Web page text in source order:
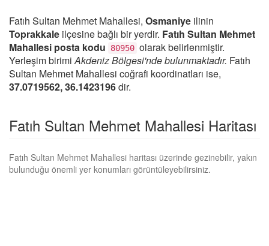
Fatıh Sultan Mehmet Mahallesi, Osmaniye ilinin
Toprakkale ilçesine bağlı bir yerdir. Fatıh Sultan Mehmet
Mahallesi posta kodu
80950 olarak belirlenmiştir.
Yerleşim birimiAkdeniz Bölgesi'nde bulunmaktadır. Fatıh
Sultan Mehmet Mahallesi coğrafi koordinatları ise,
37.0719562, 36.1423196dir.
Fatıh Sultan Mehmet Mahallesi Haritası
Fatıh Sultan Mehmet Mahallesi haritası üzerinde gezinebilir, yakın
bulunduğu önemli yer konumları görüntüleyebilirsiniz.